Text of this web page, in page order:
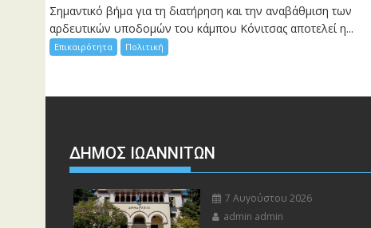
Σημαντικό βήμα για τη διατήρηση και την αναβάθμιση των
αρδευτικών υποδομών του κάμπου Κόνιτσας αποτελεί η...
Επικαιρότητα Πολιτική
ΔΗΜΟΣ ΙΩΑΝΝΙΤΩΝ
7 Αυγούστου 2026
admin admin